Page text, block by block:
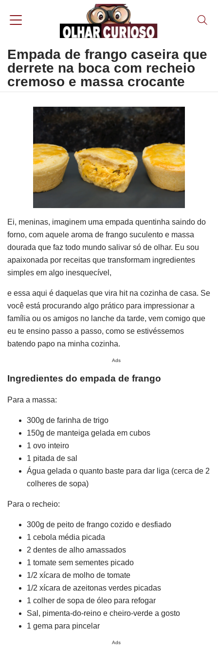
Empada de frango caseira que
derrete na boca com recheio
cremoso e massa crocante
Ei, meninas, imaginem uma empada quentinha saindo do
forno, com aquele aroma de frango suculento e massa
dourada que faz todo mundo salivar só de olhar. Eu sou
apaixonada por receitas que transformam ingredientes
simples em algo inesquecível,
e essa aqui é daquelas que vira hit na cozinha de casa. Se
você está procurando algo prático para impressionar a
família ou os amigos no lanche da tarde, vem comigo que
eu te ensino passo a passo, como se estivéssemos
batendo papo na minha cozinha.
Ads
Ingredientes do empada de frango
Para a massa:
300g de farinha de trigo
150g de manteiga gelada em cubos
1 ovo inteiro
1 pitada de sal
Água gelada o quanto baste para dar liga (cerca de 2
colheres de sopa)
Para o recheio:
300g de peito de frango cozido e desfiado
1 cebola média picada
2 dentes de alho amassados
1 tomate sem sementes picado
1/2 xícara de molho de tomate
1/2 xícara de azeitonas verdes picadas
1 colher de sopa de óleo para refogar
Sal, pimenta-do-reino e cheiro-verde a gosto
1 gema para pincelar
Ads